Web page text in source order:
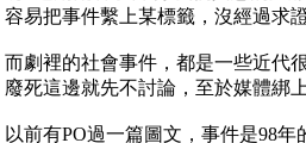
容易把事件繫上某標籤，沒經過求
而劇裡的社會事件，都是一些近代
廢死這邊就先不討論，至於媒體綁
以前有PO過一篇圖文，事件是98